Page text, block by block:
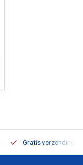
Gratis verzending